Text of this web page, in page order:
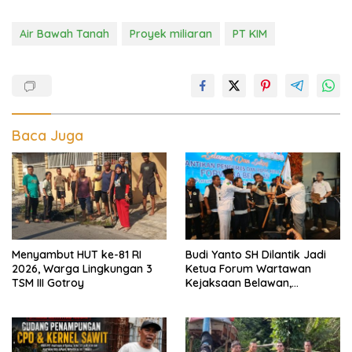
Air Bawah Tanah Proyek miliaran PT KIM
Baca Juga
Menyambut HUT ke-81 RI
2026, Warga Lingkungan 3
TSM III Gotroy
Budi Yanto SH Dilantik Jadi
Ketua Forum Wartawan
Kejaksaan Belawan,
Pendampingan Hukum dan
Ekomoni Semua Anggota